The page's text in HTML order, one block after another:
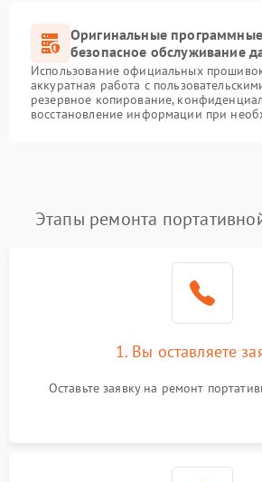
Оригинальные
безопасное обслуживание
Использование официальных
аккуратная работа с
резервное копирование,
восстановление информации при
Этапы ремонта
1. Вы оставляете
Оставьте заявку на ремонт